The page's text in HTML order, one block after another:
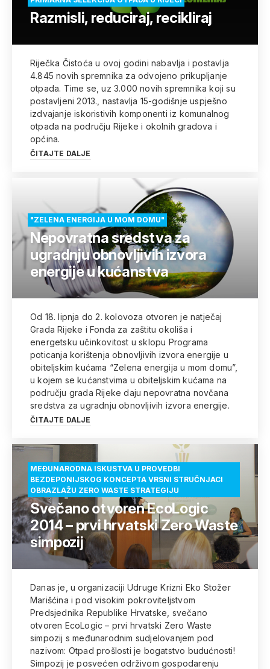
Razmisli, reduciraj, recikliraj
Riječka Čistoća u ovoj godini nabavlja i postavlja
4.845 novih spremnika za odvojeno prikupljanje
otpada. Time se, uz 3.000 novih spremnika koji su
postavljeni 2013., nastavlja 15-godišnje uspješno
izdvajanje iskoristivih komponenti iz komunalnog
otpada na području Rijeke i okolnih gradova i
općina.
ČITAJTE DALJE
"ZELENA ENERGIJA U MOM DOMU"
Nepovratna sredstva za
ugradnju obnovljivih izvora
energije u kućanstva
Od 18. lipnja do 2. kolovoza otvoren je natječaj
Grada Rijeke i Fonda za zaštitu okoliša i
energetsku učinkovitost u sklopu Programa
poticanja korištenja obnovljivih izvora energije u
obiteljskim kućama “Zelena energija u mom domu”,
u kojem se kućanstvima u obiteljskim kućama na
području grada Rijeke daju nepovratna novčana
sredstva za ugradnju obnovljivih izvora energije.
ČITAJTE DALJE
MEĐUNARODNA ISKUSTVA U PROVEDBI
BEZDEPONIJSKOG KONCEPTA VRSNI STRUČNJACI
OBRAZLAŽU ZERO WASTE STRATEGIJU
Svečano otvoren EcoLogic
2014 – prvi hrvatski Zero Waste
simpozij
Danas je, u organizaciji Udruge Krizni Eko Stožer
Marišćina i pod visokim pokroviteljstvom
Predsjednika Republike Hrvatske, svečano
otvoren EcoLogic – prvi hrvatski Zero Waste
simpozij s međunarodnim sudjelovanjem pod
nazivom: Otpad prošlosti je bogatstvo budućnosti!
Simpozij je posvećen održivom gospodarenju